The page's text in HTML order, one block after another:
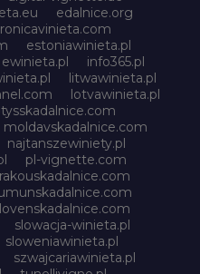
edalnice.org
estoniawinieta.pl
ewinieta.pl
info365.pl
litwawinieta.pl
lotvawinieta.pl
moldavskadalnice.com
najtanszewiniety.pl
pl-vignette.com
rakouskadalnice.com
slowacja-winieta.pl
sloweniawinieta.pl
szwajcariawinieta.pl